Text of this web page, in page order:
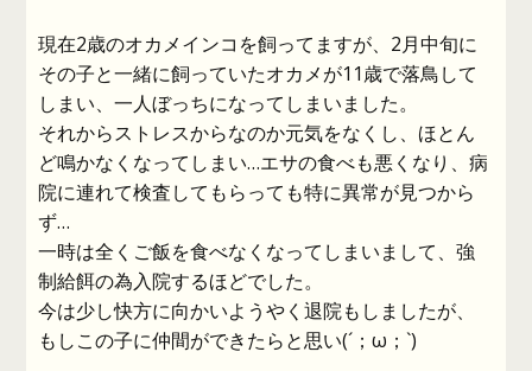
現在2歳のオカメインコを飼ってますが、2月中旬に
その子と一緒に飼っていたオカメが11歳で落鳥して
しまい、一人ぼっちになってしまいました。
それからストレスからなのか元気をなくし、ほとん
ど鳴かなくなってしまい…エサの食べも悪くなり、病
院に連れて検査してもらっても特に異常が見つから
ず…
一時は全くご飯を食べなくなってしまいまして、強
制給餌の為入院するほどでした。
今は少し快方に向かいようやく退院もしましたが、
もしこの子に仲間ができたらと思い(´；ω；`)